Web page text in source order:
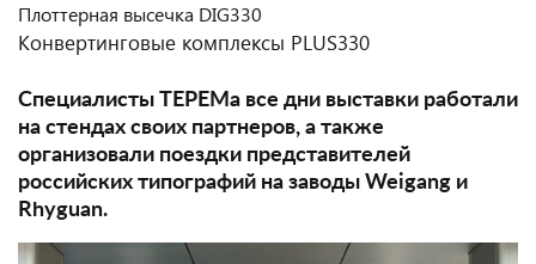
Плоттерная высечка DIG330
Конвертинговые комплексы PLUS330
Специалисты ТЕРЕМа все дни выставки работали
на стендах своих партнеров, а также
организовали поездки представителей
российских типографий на заводы Weigang и
Rhyguan.